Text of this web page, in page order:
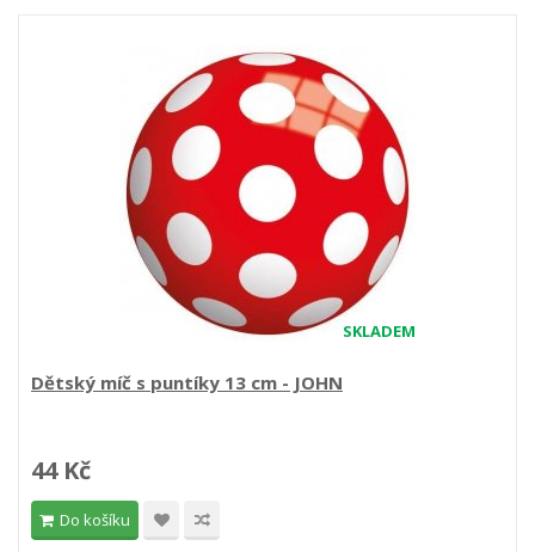
SKLADEM
Dětský míč s puntíky 13 cm - JOHN
44 Kč
Do košíku